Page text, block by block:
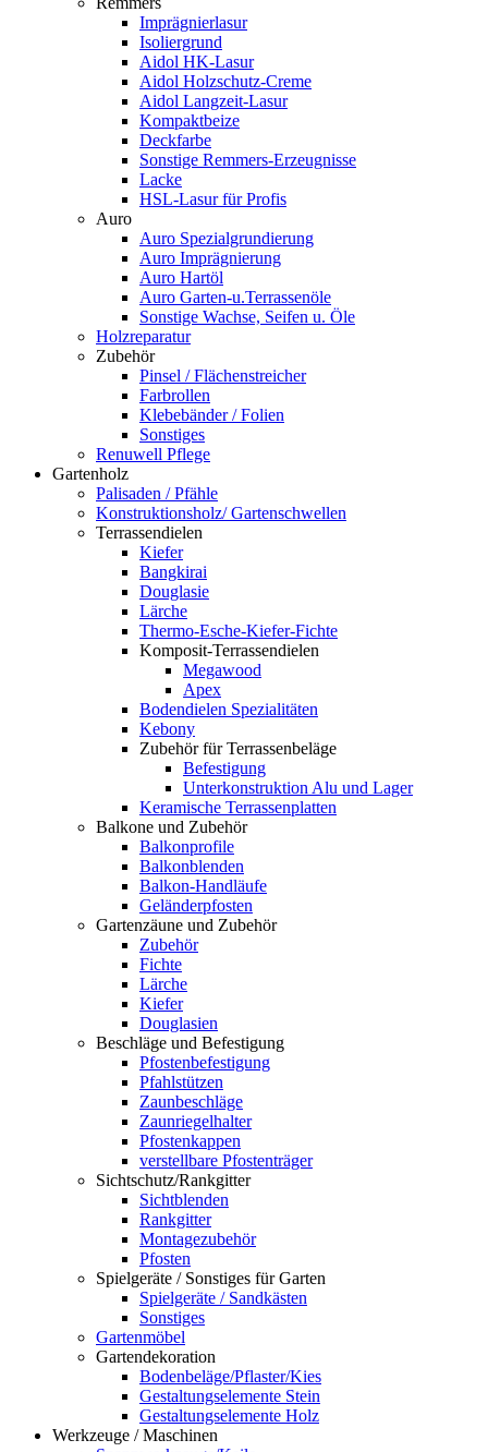
Imprägnierlasur
Isoliergrund
Aidol HK-Lasur
Aidol Holzschutz-Creme
Aidol Langzeit-Lasur
Kompaktbeize
Deckfarbe
Sonstige Remmers-Erzeugnisse
Lacke
HSL-Lasur für Profis
Auro
Auro Spezialgrundierung
Auro Imprägnierung
Auro Hartöl
Auro Garten-u.Terrassenöle
Sonstige Wachse, Seifen u. Öle
Holzreparatur
Zubehör
Pinsel / Flächenstreicher
Farbrollen
Klebebänder / Folien
Sonstiges
Renuwell Pflege
Gartenholz
Palisaden / Pfähle
Konstruktionsholz/ Gartenschwellen
Terrassendielen
Kiefer
Bangkirai
Douglasie
Lärche
Thermo-Esche-Kiefer-Fichte
Komposit-Terrassendielen
Megawood
Apex
Bodendielen Spezialitäten
Kebony
Zubehör für Terrassenbeläge
Befestigung
Unterkonstruktion Alu und Lager
Keramische Terrassenplatten
Balkone und Zubehör
Balkonprofile
Balkonblenden
Balkon-Handläufe
Geländerpfosten
Gartenzäune und Zubehör
Zubehör
Fichte
Lärche
Kiefer
Douglasien
Beschläge und Befestigung
Pfostenbefestigung
Pfahlstützen
Zaunbeschläge
Zaunriegelhalter
Pfostenkappen
verstellbare Pfostenträger
Sichtschutz/Rankgitter
Sichtblenden
Rankgitter
Montagezubehör
Pfosten
Spielgeräte / Sonstiges für Garten
Spielgeräte / Sandkästen
Sonstiges
Gartenmöbel
Gartendekoration
Bodenbeläge/Pflaster/Kies
Gestaltungselemente Stein
Gestaltungselemente Holz
Werkzeuge / Maschinen